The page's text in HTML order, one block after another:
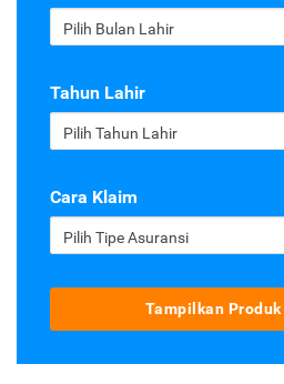
Pilih Bulan Lahir
Tahun Lahir
Pilih Tahun Lahir
Cara Klaim
Pilih Tipe Asuransi